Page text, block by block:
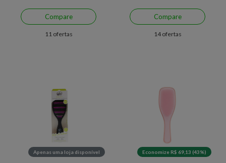
Compare
11 ofertas
Compare
14 ofertas
Apenas uma loja disponível Economize R$ 69,13 (43%)